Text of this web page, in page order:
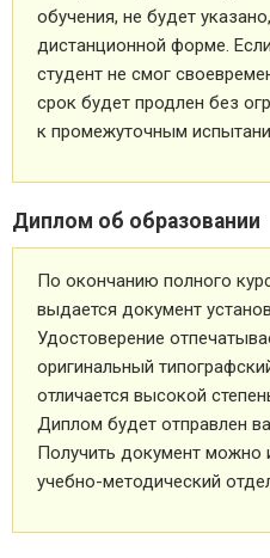
обучения, не будет
дистанционной форме.
студент не смог
срок будет продлен без
к промежуточным
Диплом об образовании
По окончанию полного
выдается документ
Удостоверение
оригинальный
отличается высокой
Диплом будет отправлен
Получить документ можно
учебно-методический